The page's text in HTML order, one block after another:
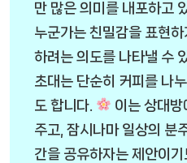
만 많은 의미를 내포하고
누군가는 친밀감을 표현
하려는 의도를 나타낼 수
초대는 단순히 커피를 나
도 합니다.
이는 상대방
주고, 잠시나마 일상의 분
간을 공유하자는 제안이기